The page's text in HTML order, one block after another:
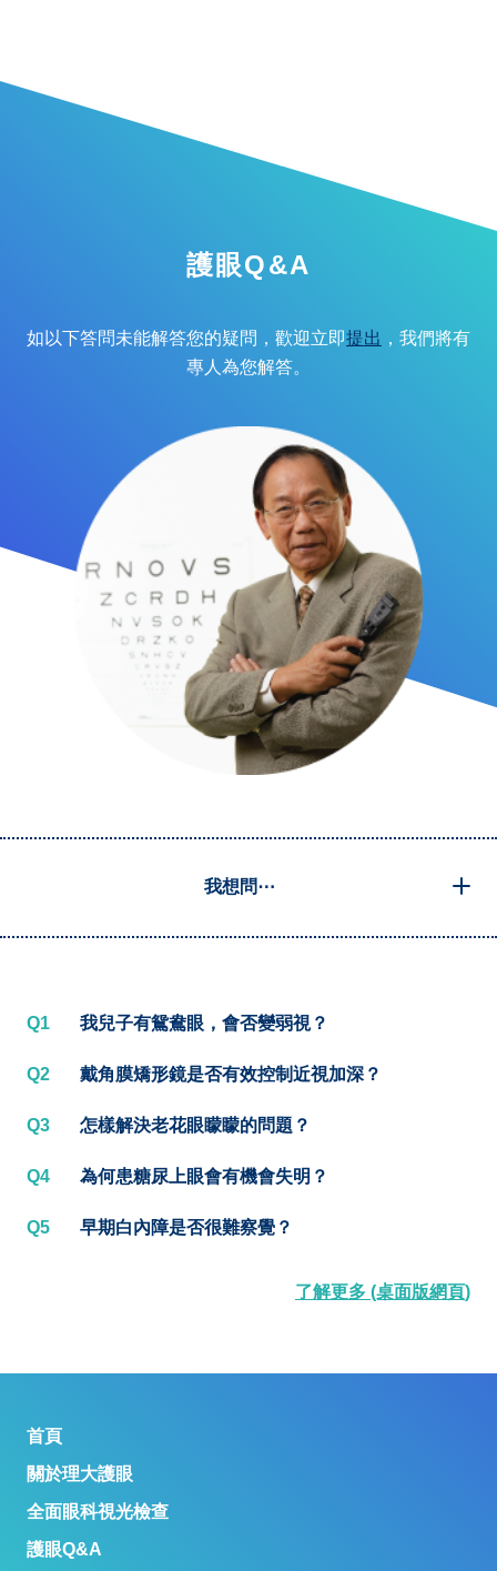
護眼Q&A
如以下答問未能解答您的疑問，歡迎立即提出 ，我們將有
專人為您解答。
我想問⋯
Q1 我兒子有鴛鴦眼，會否變弱視？
Q2 戴角膜矯形鏡是否有效控制近視加深？
Q3 怎樣解決老花眼矇矇的問題？
Q4 為何患糖尿上眼會有機會失明？
Q5 早期白內障是否很難察覺？
了解更多 (桌面版網頁)
首頁
關於理大護眼
全面眼科視光檢查
護眼Q&A